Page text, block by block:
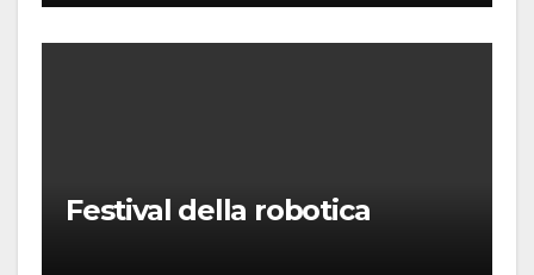
Festival della robotica